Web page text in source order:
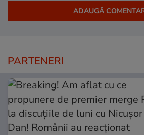
PARTENERI